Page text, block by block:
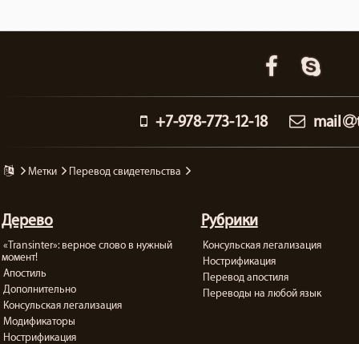
+7-978-773-12-18 mail
метки перевод свидетельства
Дерево
«Transinter»: верное слово в нужный
момент!
Апостиль
Дополнительно
Консульская легализация
Модификаторы
Нострификация
Рубрики
Консульская легализация
Нострификация
Перевод апостиля
Переводы на любой язык